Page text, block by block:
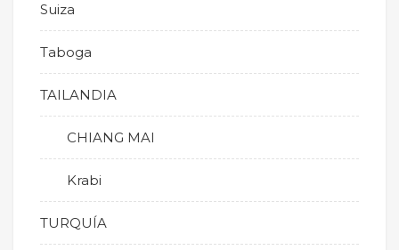
Suiza
Taboga
TAILANDIA
CHIANG MAI
Krabi
TURQUÍA